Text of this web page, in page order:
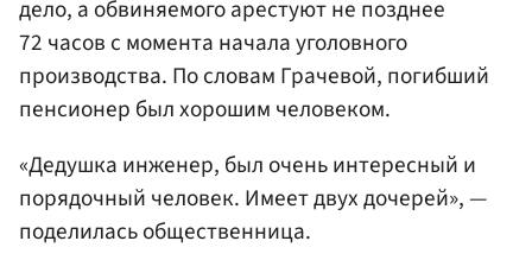
дело, а обвиняемого арестуют не позднее
72 часов с момента начала уголовного
производства. По словам Грачевой, погибший
пенсионер был хорошим человеком.
«Дедушка инженер, был очень интересный и
порядочный человек. Имеет двух дочерей», —
поделилась общественница.